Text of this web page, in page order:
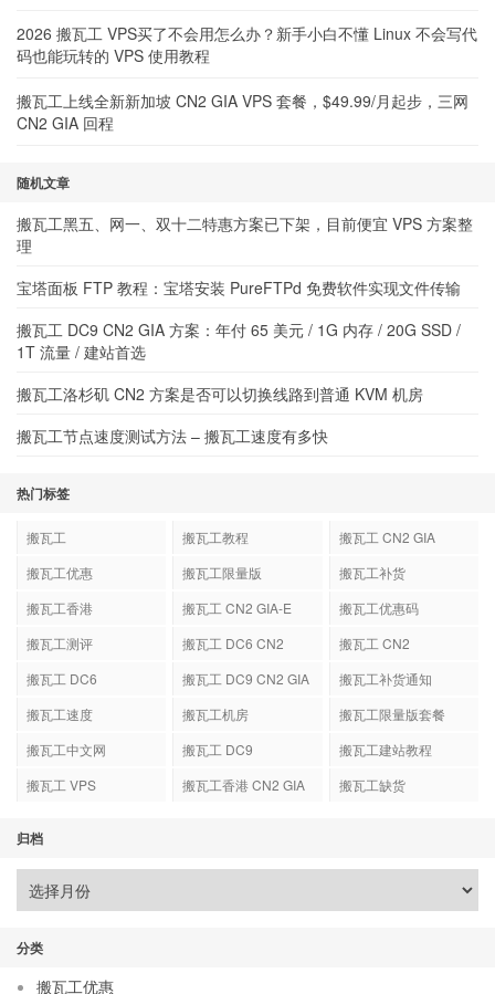
2026 搬瓦工 VPS买了不会用怎么办？新手小白不懂 Linux 不会写代
码也能玩转的 VPS 使用教程
搬瓦工上线全新新加坡 CN2 GIA VPS 套餐，$49.99/月起步，三网
CN2 GIA 回程
随机文章
搬瓦工黑五、网一、双十二特惠方案已下架，目前便宜 VPS 方案整
理
宝塔面板 FTP 教程：宝塔安装 PureFTPd 免费软件实现文件传输
搬瓦工 DC9 CN2 GIA 方案：年付 65 美元 / 1G 内存 / 20G SSD /
1T 流量 / 建站首选
搬瓦工洛杉矶 CN2 方案是否可以切换线路到普通 KVM 机房
搬瓦工节点速度测试方法 – 搬瓦工速度有多快
热门标签
搬瓦工 搬瓦工教程
搬瓦工 CN2 GIA
搬瓦工优惠
搬瓦工限量版
搬瓦工补货
搬瓦工香港
搬瓦工 CN2 GIA-E
搬瓦工优惠码
搬瓦工测评
搬瓦工 DC6 CN2
搬瓦工 CN2
搬瓦工 DC6
搬瓦工 DC9 CN2 GIA
搬瓦工补货通知
搬瓦工速度
搬瓦工机房
搬瓦工限量版套餐
搬瓦工中文网
搬瓦工 DC9
搬瓦工建站教程
搬瓦工 VPS
搬瓦工香港 CN2 GIA 搬瓦工缺货
归档
分类
搬瓦工优惠